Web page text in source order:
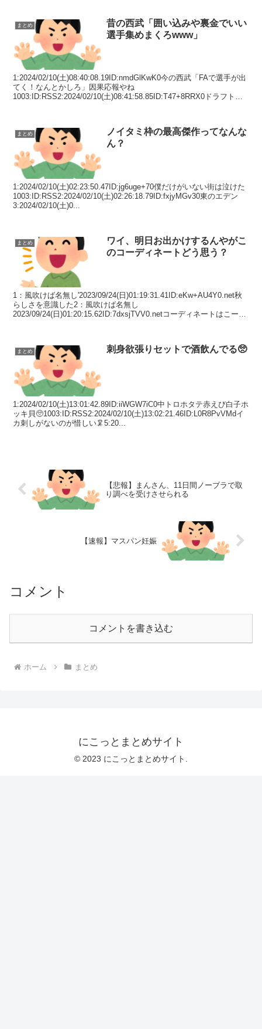
まとめ
昔の西武「囲い込みや裏金でいい
選手集めまくろwww」
1:2024/02/10(土)08:40:08.19ID:nmdGlKwK0今の西武「FAで選手が出
てく！なんとかしろ」因果応報やね
1003:ID:RSS2:2024/02/10(土)08:41:58.85ID:T47+8RRX0ドラフト
まとめ
ノイタミ枠の最高傑作ってなんな
ん？
1:2024/02/10(土)02:23:50.47ID:jg6uge+70僕だけがいない街は泣けた
1003:ID:RSS2:2024/02/10(土)02:26:18.79ID:fxjyMGv30東のエデン
3:2024/02/10(土)0...
まとめ
ワイ、明日お出かけするんやがこ
のコーディネートどう思う？
1：風吹けば名無し'2023/09/24(日)01:19:31.41ID:eKw+AU4Y0.net秋
らしさを意識した2：風吹けば名無し
2023/09/24(日)01:20:15.62ID:7dxsjTVV0.netコーディネートはこーで
まとめ 刺身欲張りセットで酒飲んでる🥺
1:2024/02/10(土)13:01:42.89ID:iiWGW7iC0中トロホタテ赤えび白子ホ
ッキ貝🥺1003:ID:RSS2:2024/02/10(土)13:02:21.46ID:L0R8PvVMdイ
カ刺しがないのが惜しい🦑5:20...
【悲報】まんさん、11日間ノーブラで取
り調べを受けさせられる
【速報】マスパン妊娠
コメント
コメントを書き込む
ホーム まとめ
にこっとまとめサイト
© 2023 にこっとまとめサイト.